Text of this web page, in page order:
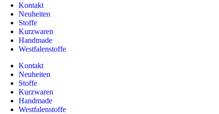
Kontakt
Neuheiten
Stoffe
Kurzwaren
Handmade
Westfalenstoffe
Kontakt
Neuheiten
Stoffe
Kurzwaren
Handmade
Westfalenstoffe